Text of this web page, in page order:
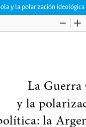
y la polarización